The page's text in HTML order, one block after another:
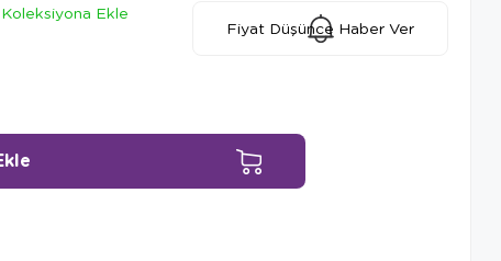
Koleksiyona Ekle
Fiyat Düşünce Haber Ver